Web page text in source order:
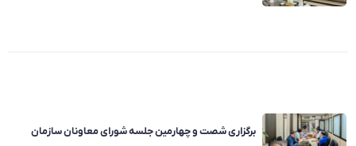
برگزاری شصت و چهارمین جلسه شورای معاونان سازمان